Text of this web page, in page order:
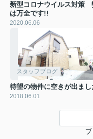
新型コロナウイルス対策
は万全です!!
2020.06.06
スタッフブログ
待望の物件に空きが出まし
2018.06.01